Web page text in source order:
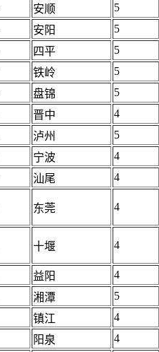
安顺
5
安阳
5
四平
5
铁岭
5
盘锦
5
晋中
4
泸州
5
宁波
4
汕尾 4
东莞 4
十堰 4
益阳
4
湘潭
5
镇江
4
阳泉
4